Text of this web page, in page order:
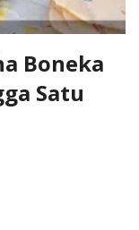
Boneka
Satu